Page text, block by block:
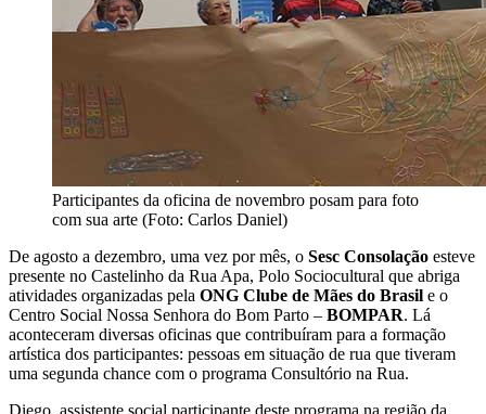
Participantes da oficina de novembro posam para foto
com sua arte (Foto: Carlos Daniel)
De agosto a dezembro, uma vez por mês, o Sesc Consolação esteve
presente no Castelinho da Rua Apa, Polo Sociocultural que abriga
atividades organizadas pela ONG Clube de Mães do Brasil e o
Centro Social Nossa Senhora do Bom Parto – BOMPAR. Lá
aconteceram diversas oficinas que contribuíram para a formação
artística dos participantes: pessoas em situação de rua que tiveram
uma segunda chance com o programa Consultório na Rua.
Diego, assistente social participante deste programa na região da